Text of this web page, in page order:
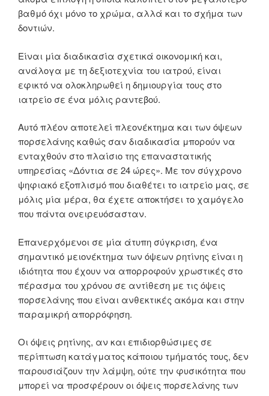
βαθμό όχι μόνο το χρώμα, αλλά και το σχήμα των
δοντιών.
Είναι μία διαδικασία σχετικά οικονομική και,
ανάλογα με τη δεξιοτεχνία του ιατρού, είναι
εφικτό να ολοκληρωθεί η δημιουργία τους στο
ιατρείο σε ένα μόλις ραντεβού.
Αυτό πλέον αποτελεί πλεονέκτημα και των όψεων
πορσελάνης καθώς σαν διαδικασία μπορούν να
ενταχθούν στο πλαίσιο της επαναστατικής
υπηρεσίας «Δόντια σε 24 ώρες». Mε τον σύγχρονο
ψηφιακό εξοπλισμό που διαθέτει το ιατρείο μας, σε
μόλις μία μέρα, θα έχετε αποκτήσει το χαμόγελο
που πάντα ονειρευόσασταν.
Επανερχόμενοι σε μία άτυπη σύγκριση, ένα
σημαντικό μειονέκτημα των όψεων ρητίνης είναι η
ιδιότητα που έχουν να απορροφούν χρωστικές στο
πέρασμα του χρόνου σε αντίθεση με τις όψεις
πορσελάνης που είναι ανθεκτικές ακόμα και στην
παραμικρή απορρόφηση.
Οι όψεις ρητίνης, αν και επιδιορθώσιμες σε
περίπτωση κατάγματος κάποιου τμήματός τους, δεν
παρουσιάζουν την λάμψη, ούτε την φυσικότητα που
μπορεί να προσφέρουν οι όψεις πορσελάνης των